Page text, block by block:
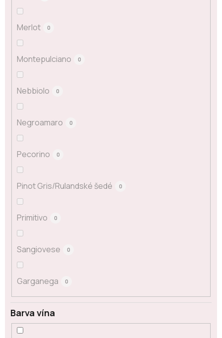
Merlot 0
Montepulciano 0
Nebbiolo 0
Negroamaro 0
Pecorino 0
Pinot Gris/Rulandské šedé 0
Primitivo 0
Sangiovese 0
Garganega 0
Barva vína